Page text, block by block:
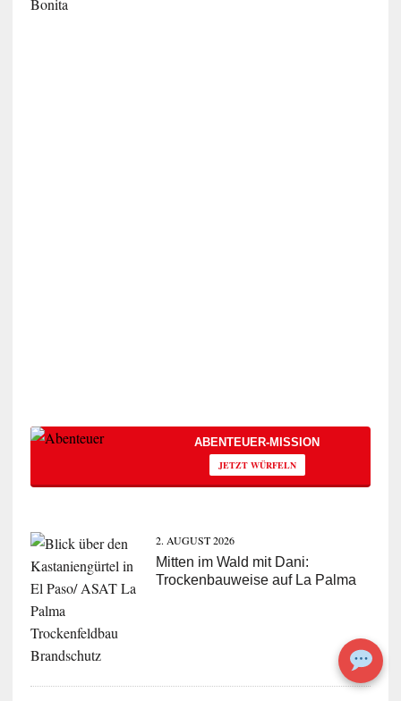
ABENTEUER-MISSION
JETZT WÜRFELN
2. AUGUST 2026
Mitten im Wald mit Dani:
Trockenbauweise auf La Palma